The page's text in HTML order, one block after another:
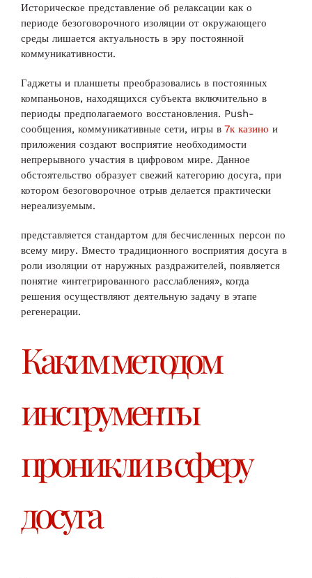
Историческое представление об релаксации как о
периоде безоговорочного изоляции от окружающего
среды лишается актуальность в эру постоянной
коммуникативности.
Гаджеты и планшеты преобразовались в постоянных
компаньонов, находящихся субъекта включительно в
периоды предполагаемого восстановления. Push-
сообщения, коммуникативные сети, игры в 7к казино и
приложения создают восприятие необходимости
непрерывного участия в цифровом мире. Данное
обстоятельство образует свежий категорию досуга, при
котором безоговорочное отрыв делается практически
нереализуемым.
представляется стандартом для бесчисленных персон по
всему миру. Вместо традиционного восприятия досуга в
роли изоляции от наружных раздражителей, появляется
понятие «интегрированного расслабления», когда
решения осуществляют деятельную задачу в этапе
регенерации.
Каким методом
инструменты
проникли в сферу
досуга